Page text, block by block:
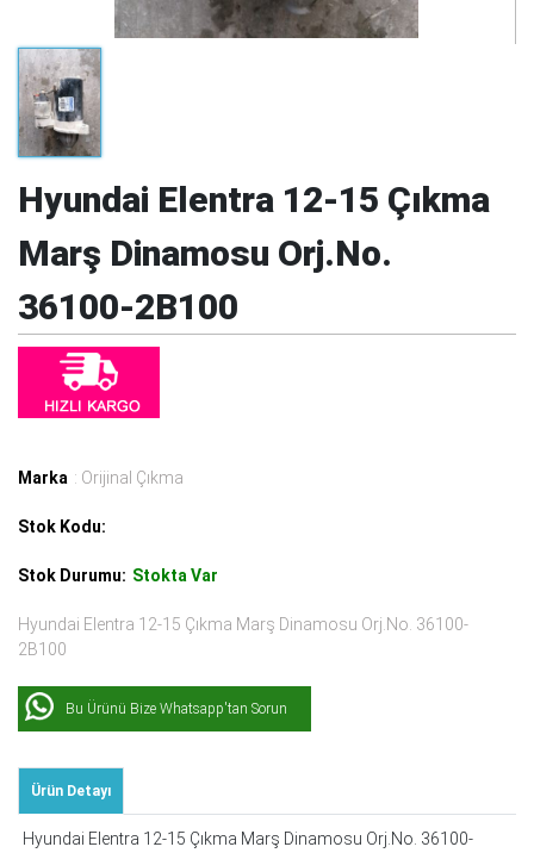
Hyundai Elentra 12-15 Çıkma
Marş Dinamosu Orj.No.
36100-2B100
Marka : Orijinal Çıkma
Stok Kodu:
Stok Durumu: Stokta Var
Hyundai Elentra 12-15 Çıkma Marş Dinamosu Orj.No. 36100-
2B100
Bu Ürünü Bize Whatsapp'tan Sorun
Ürün Detayı
Hyundai Elentra 12-15 Çıkma Marş Dinamosu Orj.No. 36100-